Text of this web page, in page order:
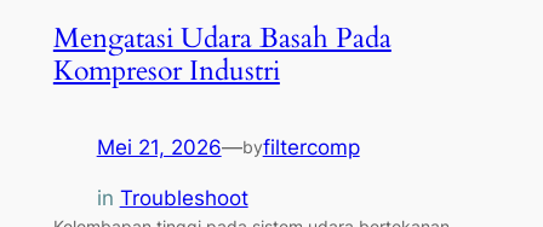
Mengatasi Udara Basah Pada
Kompresor Industri
Mei 21, 2026—byfiltercomp
in Troubleshoot